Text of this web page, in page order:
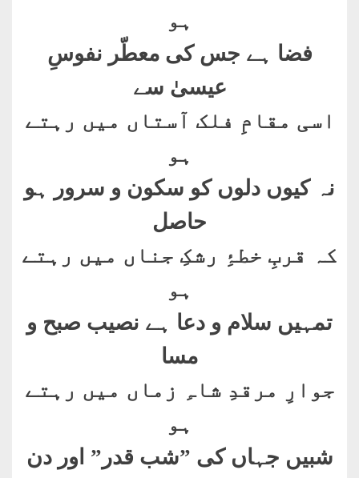
ہو
فضا ہے جس کی معطّر نفوسِ
عیسیٰ سے
اسی مقامِ فلک آستاں میں رہتے
ہو
نہ کیوں دلوں کو سکون و سرور ہو
حاصل
کہ قربِ خطۂِ رشکِ جناں میں رہتے
ہو
تمہیں سلام و دعا ہے نصیب صبح و
مسا
جوارِ مرقدِ شاہِ زماں میں رہتے
ہو
شبیں جہاں کی ”شب قدر” اور دن